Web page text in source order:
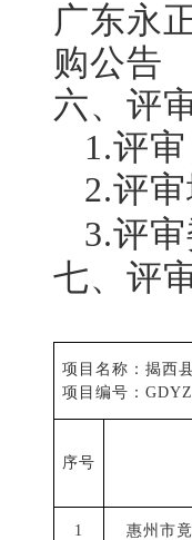
广东永
购公告
六、评
1.评
2.评
3.评
七、评
项目名称： 揭西
项目编号：
序号
1 惠州市